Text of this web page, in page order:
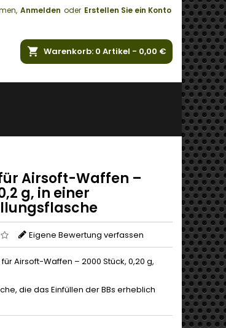
Anmelden oder Erstellen Sie ein Konto
Warenkorb 0 Artikel - 0,00 €
Airsoft-Waffen –
g, in einer
Eigene Bewertung verfassen
Airsoft-Waffen – 2000 Stück, 0,20 g,
die das Einfüllen der BBs erheblich